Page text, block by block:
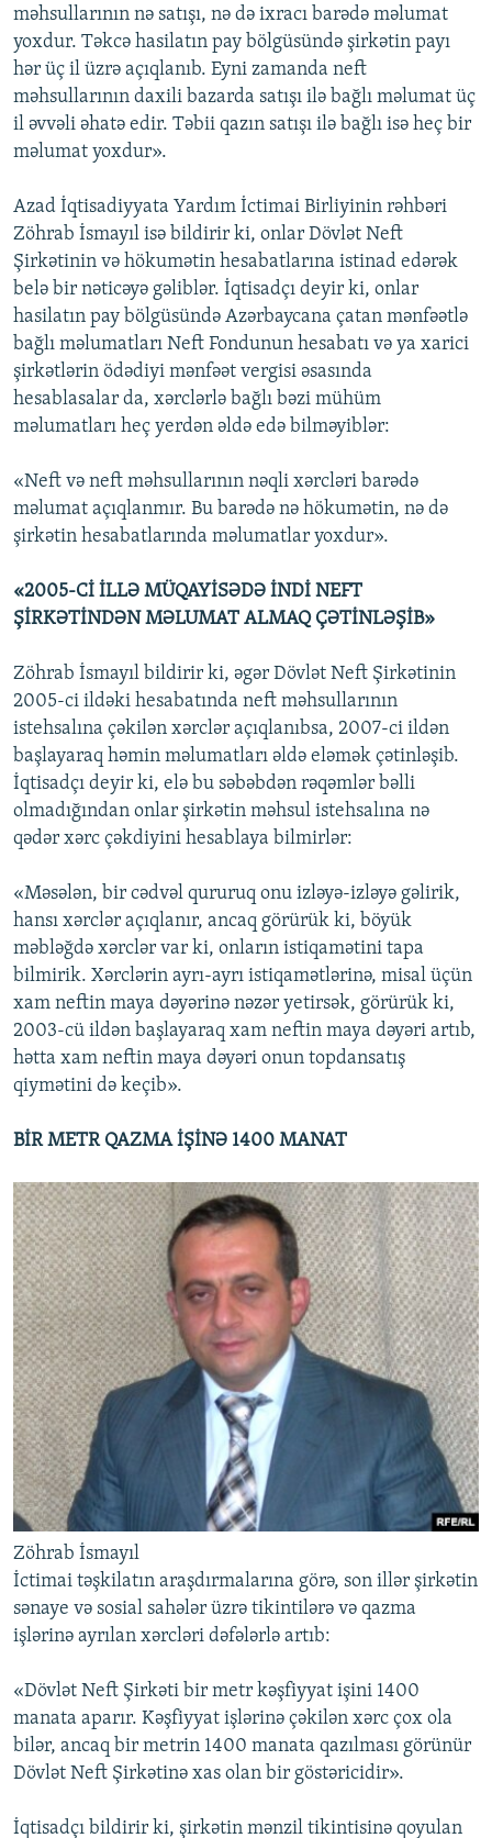
məhsullarının nə satışı, nə də ixracı barədə məlumat
yoxdur. Təkcə hasilatın pay bölgüsündə şirkətin payı
hər üç il üzrə açıqlanıb. Eyni zamanda neft
məhsullarının daxili bazarda satışı ilə bağlı məlumat üç
il əvvəli əhatə edir. Təbii qazın satışı ilə bağlı isə heç bir
məlumat yoxdur».
Azad İqtisadiyyata Yardım İctimai Birliyinin rəhbəri
Zöhrab İsmayıl isə bildirir ki, onlar Dövlət Neft
Şirkətinin və hökumətin hesabatlarına istinad edərək
belə bir nəticəyə gəliblər. İqtisadçı deyir ki, onlar
hasilatın pay bölgüsündə Azərbaycana çatan mənfəətlə
bağlı məlumatları Neft Fondunun hesabatı və ya xarici
şirkətlərin ödədiyi mənfəət vergisi əsasında
hesablasalar da, xərclərlə bağlı bəzi mühüm
məlumatları heç yerdən əldə edə bilməyiblər:
«Neft və neft məhsullarının nəqli xərcləri barədə
məlumat açıqlanmır. Bu barədə nə hökumətin, nə də
şirkətin hesabatlarında məlumatlar yoxdur».
«2005-Cİ İLLƏ MÜQAYİSƏDƏ İNDİ NEFT
ŞİRKƏTİNDƏN MƏLUMAT ALMAQ ÇƏTİNLƏŞİB»
Zöhrab İsmayıl bildirir ki, əgər Dövlət Neft Şirkətinin
2005-ci ildəki hesabatında neft məhsullarının
istehsalına çəkilən xərclər açıqlanıbsa, 2007-ci ildən
başlayaraq həmin məlumatları əldə eləmək çətinləşib.
İqtisadçı deyir ki, elə bu səbəbdən rəqəmlər bəlli
olmadığından onlar şirkətin məhsul istehsalına nə
qədər xərc çəkdiyini hesablaya bilmirlər:
«Məsələn, bir cədvəl qururuq onu izləyə-izləyə gəlirik,
hansı xərclər açıqlanır, ancaq görürük ki, böyük
məbləğdə xərclər var ki, onların istiqamətini tapa
bilmirik. Xərclərin ayrı-ayrı istiqamətlərinə, misal üçün
xam neftin maya dəyərinə nəzər yetirsək, görürük ki,
2003-cü ildən başlayaraq xam neftin maya dəyəri artıb,
hətta xam neftin maya dəyəri onun topdansatış
qiymətini də keçib».
BİR METR QAZMA İŞİNƏ 1400 MANAT
Zöhrab İsmayıl
İctimai təşkilatın araşdırmalarına görə, son illər şirkətin
sənaye və sosial sahələr üzrə tikintilərə və qazma
işlərinə ayrılan xərcləri dəfələrlə artıb:
«Dövlət Neft Şirkəti bir metr kəşfiyyat işini 1400
manata aparır. Kəşfiyyat işlərinə çəkilən xərc çox ola
bilər, ancaq bir metrin 1400 manata qazılması görünür
Dövlət Neft Şirkətinə xas olan bir göstəricidir».
İqtisadçı bildirir ki, şirkətin mənzil tikintisinə qoyulan